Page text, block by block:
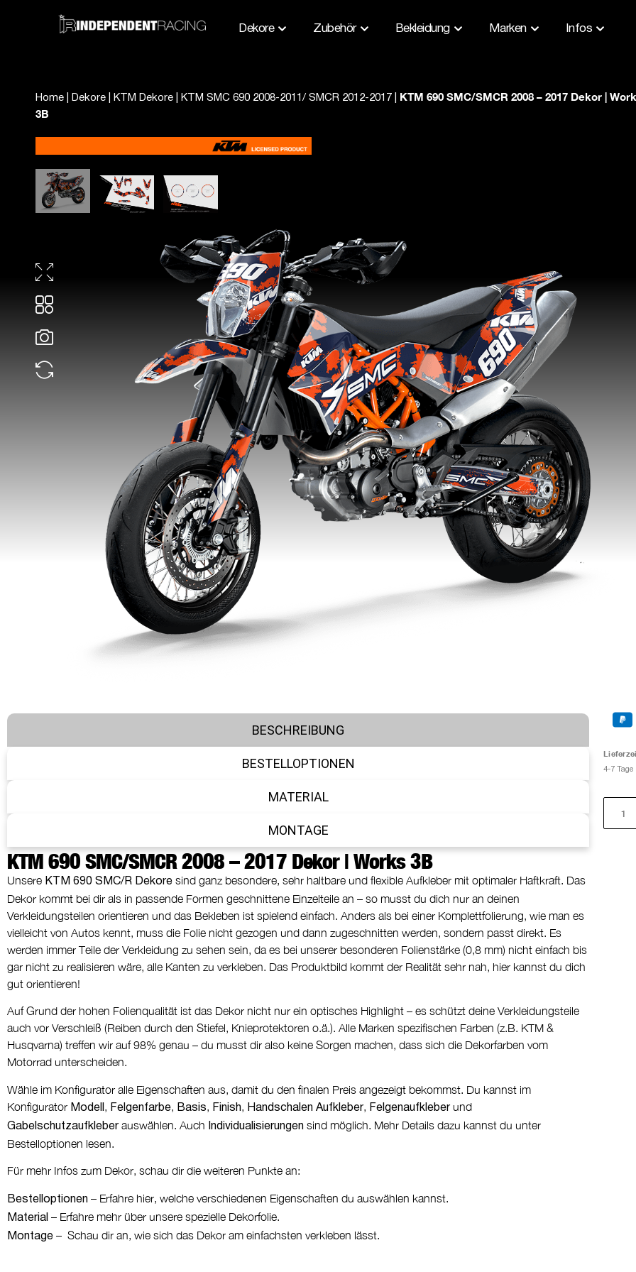
Dekore Zubehör Bekleidung Marken Infos
Home Dekore KTM Dekore KTM SMC 690 2008-2011/ SMCR 2012-2017
KTM 690 SMC/SMCR 2008 – 2017 Dekor |
3B
BESCHREIBUNG
BESTELLOPTIONEN
MATERIAL
MONTAGE
KTM 690 SMC/SMCR 2008 – 2017 Dekor | Works 3B
Unsere KTM 690 SMC/R Dekore sind ganz besondere, sehr haltbare und flexible Aufkleber mit optimaler Haftkraft. Das
Dekor kommt bei dir als in passende Formen geschnittene Einzelteile an – so musst du dich nur an deinen
Verkleidungsteilen orientieren und das Bekleben ist spielend einfach. Anders als bei einer Komplettfolierung, wie man es
vielleicht von Autos kennt, muss die Folie nicht gezogen und dann zugeschnitten werden, sondern passt direkt. Es
werden immer Teile der Verkleidung zu sehen sein, da es bei unserer besonderen Folienstärke (0,8 mm) nicht einfach bis
gar nicht zu realisieren wäre, alle Kanten zu verkleben. Das Produktbild kommt der Realität sehr nah, hier kannst du dich
gut orientieren!
Auf Grund der hohen Folienqualität ist das Dekor nicht nur ein optisches Highlight – es schützt deine Verkleidungsteile
auch vor Verschleiß (Reiben durch den Stiefel, Knieprotektoren o.ä.). Alle Marken spezifischen Farben (z.B. KTM &
Husqvarna) treffen wir auf 98% genau – du musst dir also keine Sorgen machen, dass sich die Dekorfarben vom
Motorrad unterscheiden.
Wähle im Konfigurator alle Eigenschaften aus, damit du den finalen Preis angezeigt bekommst. Du kannst im
Konfigurator Modell , Felgenfarbe, Basis, Finish, Handschalen Aufkleber, Felgenaufkleber und
Gabelschutzaufkleber auswählen. Auch Individualisierungen sind möglich. Mehr Details dazu kannst du unter
Bestelloptionen lesen.
Für mehr Infos zum Dekor, schau dir die weiteren Punkte an:
Bestelloptionen – Erfahre hier, welche verschiedenen Eigenschaften du auswählen kannst.
Material – Erfahre mehr über unsere spezielle Dekorfolie.
Montage – Schau dir an, wie sich das Dekor am einfachsten verkleben lässt.
4-7